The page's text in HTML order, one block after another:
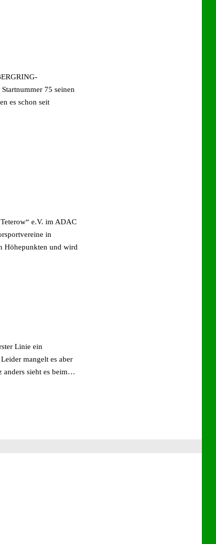
75 seinen
es schon seit
e.V. im ADAC
in
Höhepunkten und wird
Linie ein
mangelt es aber
anders sieht es beim…